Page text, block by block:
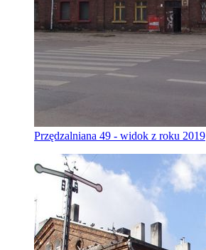
Przędzalniana 49 - widok z roku 2019